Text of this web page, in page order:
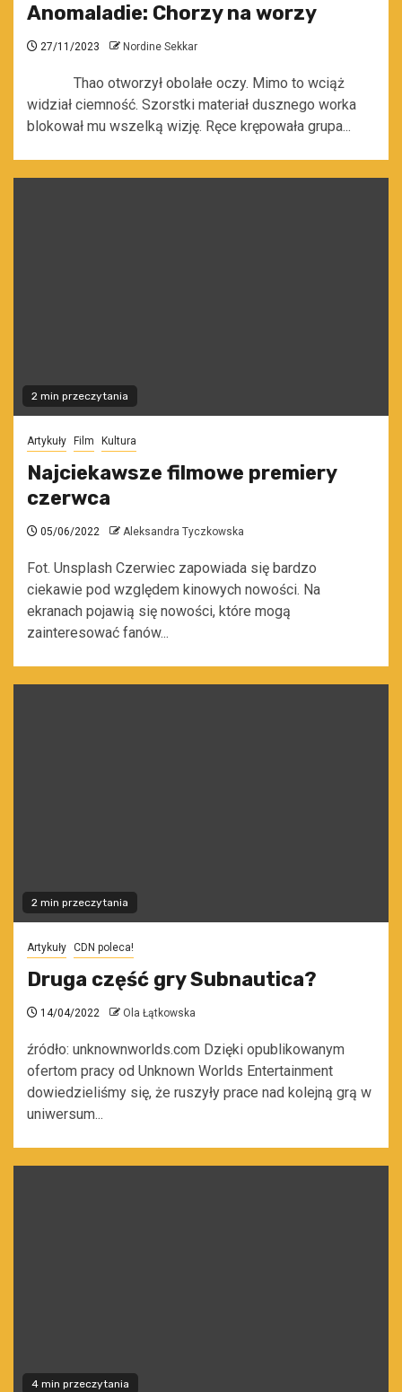
Anomaladie: Chorzy na worzy
27/11/2023 Nordine Sekkar
Thao otworzył obolałe oczy. Mimo to wciąż
widział ciemność. Szorstki materiał dusznego worka
blokował mu wszelką wizję. Ręce krępowała grupa...
2 min przeczytania
Artykuły Film Kultura
Najciekawsze filmowe premiery
czerwca
05/06/2022 Aleksandra Tyczkowska
Fot. Unsplash Czerwiec zapowiada się bardzo
ciekawie pod względem kinowych nowości. Na
ekranach pojawią się nowości, które mogą
zainteresować fanów...
2 min przeczytania
Artykuły CDN poleca!
Druga część gry Subnautica?
14/04/2022 Ola Łątkowska
źródło: unknownworlds.com Dzięki opublikowanym
ofertom pracy od Unknown Worlds Entertainment
dowiedzieliśmy się, że ruszyły prace nad kolejną grą w
uniwersum...
4 min przeczytania